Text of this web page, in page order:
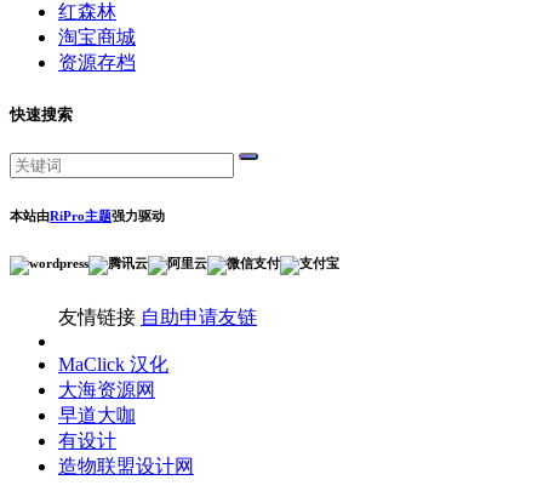
红森林
淘宝商城
资源存档
快速搜索
本站由RiPro主题强力驱动
友情链接 自助申请友链
MaClick 汉化
大海资源网
早道大咖
有设计
造物联盟设计网